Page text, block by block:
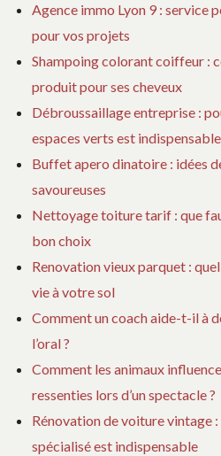
Agence immo Lyon 9 : service
pour vos projets
Shampoing colorant coiffeur :
produit pour ses cheveux
Débroussaillage entreprise :
espaces verts est indispensable
Buffet apero dinatoire : idées
savoureuses
Nettoyage toiture tarif : que
bon choix
Renovation vieux parquet :
vie à votre sol
Comment un coach aide-t-il à
l’oral ?
Comment les animaux
ressenties lors d’un spectacle ?
Rénovation de voiture vintage
spécialisé est indispensable